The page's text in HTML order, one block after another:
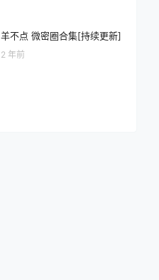
羊不点 微密圈合集[持续更新]
2 年前